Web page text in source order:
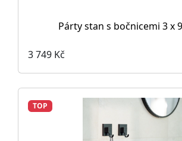
Párty stan s bočnicemi 3 x
3 749 Kč
TOP